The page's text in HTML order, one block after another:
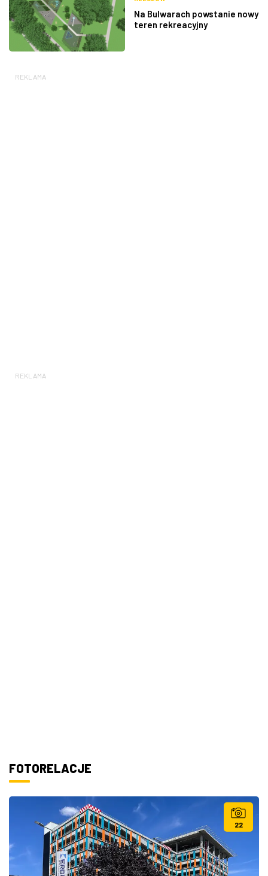
Na Bulwarach powstanie nowy
teren rekreacyjny
REKLAMA
REKLAMA
FOTORELACJE
22